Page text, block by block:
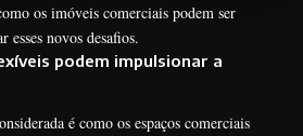
os imóveis comerciais podem ser
esses novos desafios.
podem impulsionar a
é como os espaços comerciais